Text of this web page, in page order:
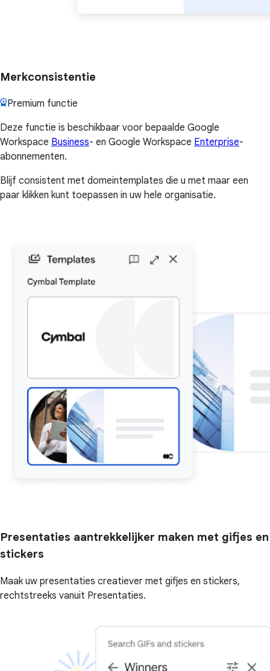
Merkconsistentie
Premium functie
Deze functie is beschikbaar voor bepaalde Google
Workspace Business- en Google Workspace Enterprise-
abonnementen.
Blijf consistent met domeintemplates die u met maar een
paar klikken kunt toepassen in uw hele organisatie.
Presentaties aantrekkelijker maken met gifjes en
stickers
Maak uw presentaties creatiever met gifjes en stickers,
rechtstreeks vanuit Presentaties.